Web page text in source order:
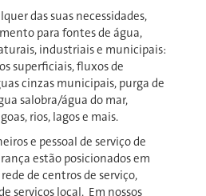
das suas necessidades,
para fontes de água,
industriais e municipais:
superficiais, fluxos de
cinzas municipais, purga de
salobra/água do mar,
rios, lagos e mais.
e pessoal de serviço de
estão posicionados em
de centros de serviço,
serviços local. Em nossos